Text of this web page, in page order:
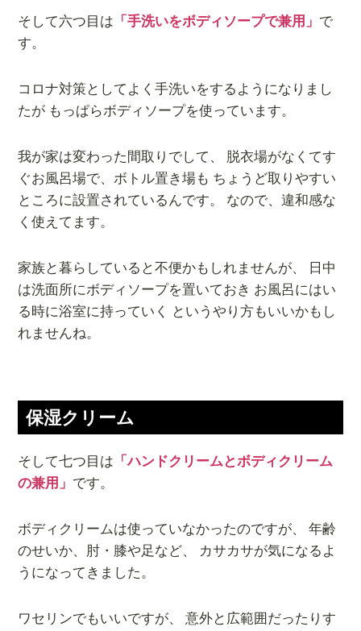
そして六つ目は 「手洗いをボディソープで兼用」 で
す。
コロナ対策としてよく手洗いをするようになりまし
たが もっぱらボディソープを使っています。
我が家は変わった間取りでして、 脱衣場がなくてす
ぐお風呂場で、ボトル置き場も ちょうど取りやすい
ところに設置されているんです。 なので、違和感な
く使えてます。
家族と暮らしていると不便かもしれませんが、 日中
は洗面所にボディソープを置いておき お風呂にはい
る時に浴室に持っていく というやり方もいいかもし
れませんね。
保湿クリーム
そして七つ目は 「ハンドクリームとボディクリーム
の兼用」 です。
ボディクリームは使っていなかったのですが、 年齢
のせいか、肘・膝や足など、 カサカサが気になるよ
うになってきました。
ワセリンでもいいですが、 意外と広範囲だったりす